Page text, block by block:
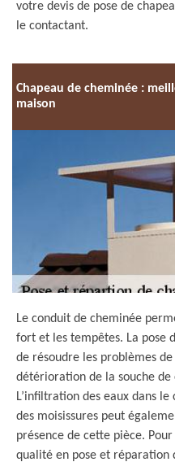
votre devis de pose de
le contactant.
Chapeau de cheminée :
maison
Le conduit de cheminée
fort et les tempêtes. La pose
de résoudre les problèmes
détérioration de la souche de
L’infiltration des eaux dans
des moisissures peut
présence de cette pièce.
qualité en pose et réparation